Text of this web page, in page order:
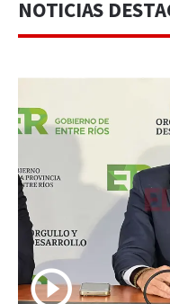
NOTICIAS